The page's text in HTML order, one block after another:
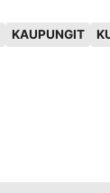
KAUPUNGIT